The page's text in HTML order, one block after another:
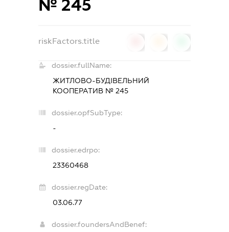
№ 245
riskFactors.title
dossier.fullName:
ЖИТЛОВО-БУДІВЕЛЬНИЙ
КООПЕРАТИВ № 245
dossier.opfSubType:
-
dossier.edrpo:
23360468
dossier.regDate:
03.06.77
dossier.foundersAndBenef: